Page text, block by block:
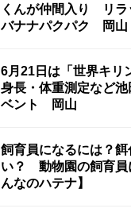
くんが仲間入り リラ
バナナパクパク 岡山
6月21日は「世界キ
身長・体重測定など
ベント 岡山
飼育員になるには？餌
い？ 動物園の飼育員
んなのハテナ】